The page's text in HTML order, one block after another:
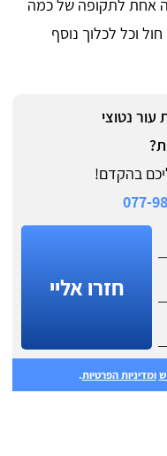
אחת לתקופה של כמה
וכל לכלוך נוסף
עור נטוצי
בהקדם!
077-
חזרו אליי
ומדיניות הפרטיות.